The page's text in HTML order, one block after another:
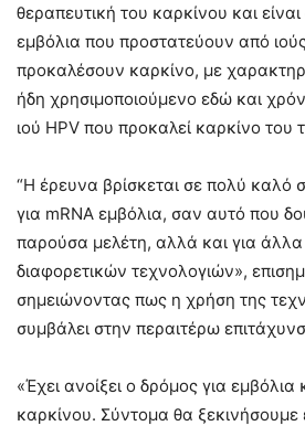
θεραπευτική του καρκίνου και
εμβόλια που προστατεύουν από
προκαλέσουν καρκίνο, με
ήδη χρησιμοποιούμενο εδώ και
ιού HPV που προκαλεί καρκίνο του
“Η έρευνα βρίσκεται σε πολύ καλό
για mRNA εμβόλια, σαν αυτό που
παρούσα μελέτη, αλλά και για άλλα
διαφορετικών τεχνολογιών»,
σημειώνοντας πως η χρήση της
συμβάλει στην περαιτέρω
«Έχει ανοίξει ο δρόμος για
καρκίνου. Σύντομα θα ξεκινήσουμε